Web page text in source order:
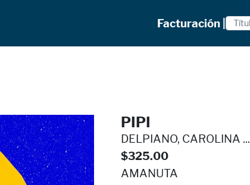
Facturación |
PIPI
DELPIANO, CAROLINA ...
$325.00
AMANUTA